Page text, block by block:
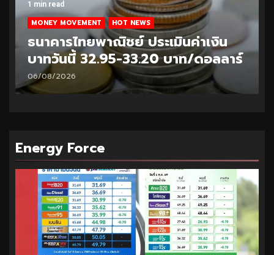
1 min read
MONEY MOVEMENT HOT NEWS
ธนาคารไทยพาณิชย์ ประเมินค่าเงิน
บาทวันนี้ 32.95-33.20 บาท/ดอลลาร์
06/08/2026
Energy Force